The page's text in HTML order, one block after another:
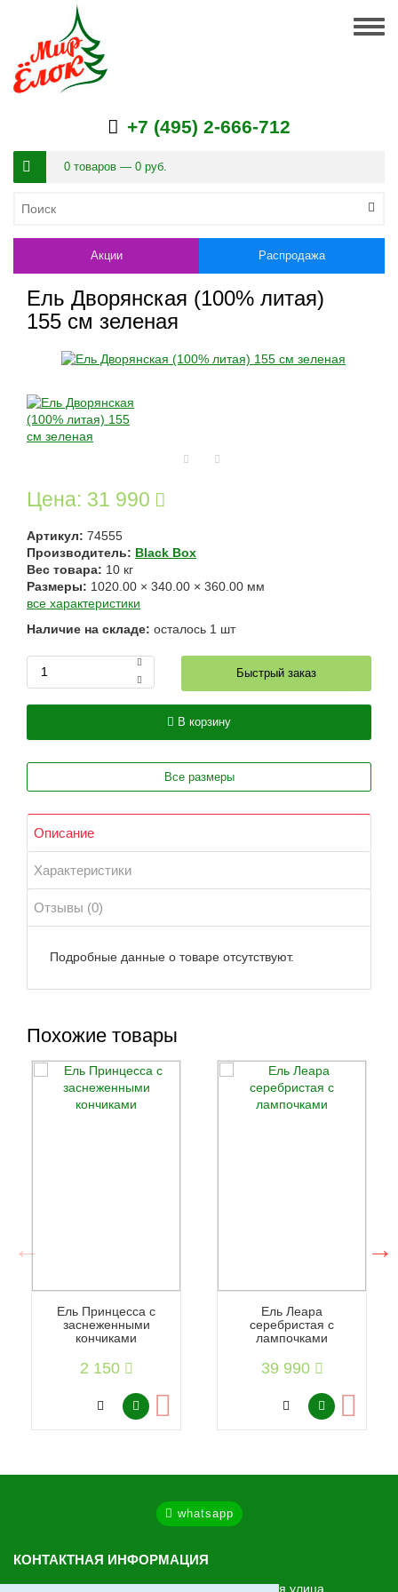
+7 (495) 2-666-712
0 товаров — 0 руб.
Акции Распродажа
Ель Дворянская (100% литая)
155 см зеленая
Цена: 31 990
Артикул: 74555
Производитель: Black Box
Вес товара: 10 кг
Размеры: 1020.00 × 340.00 × 360.00 мм
все характеристики
Наличие на складе: осталось 1 шт
Быстрый заказ
В корзину
Все размеры
Описание
Характеристики
Отзывы (0)
Подробные данные о товаре отсутствуют.
Похожие товары
Ель Принцесса с
заснеженными
кончиками
2 150
Ель Леара
серебристая с
лампочками
39 990
whatsapp
КОНТАКТНАЯ ИНФОРМАЦИЯ
МО, Ленинский г.о., Видное, Старо-Нагорная улица,